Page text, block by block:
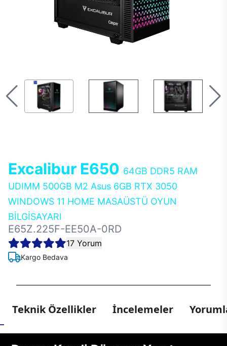
Excalibur E650 64GB DDR5 RAM
UDIMM 500GB M2 Asus 6GB RTX 3050
WINDOWS 11 HOME MASAÜSTÜ OYUN
BİLGİSAYARI
E65Z.225F-EE50A-0RD
17 Yorum
Kargo Bedava
Teknik Özellikler İncelemeler